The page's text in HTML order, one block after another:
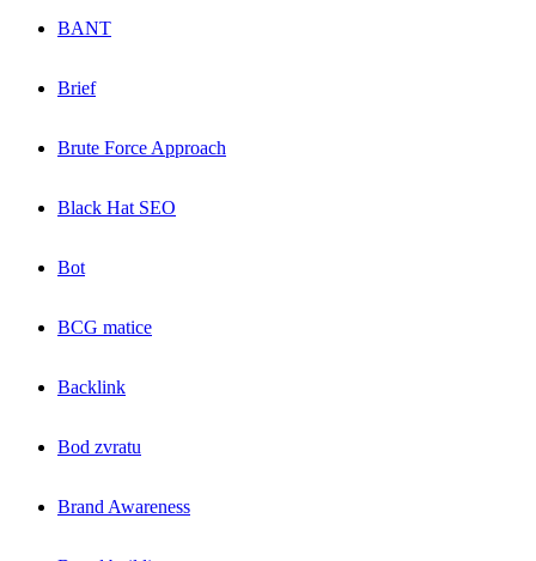
BANT
Brief
Brute Force Approach
Black Hat SEO
Bot
BCG matice
Backlink
Bod zvratu
Brand Awareness